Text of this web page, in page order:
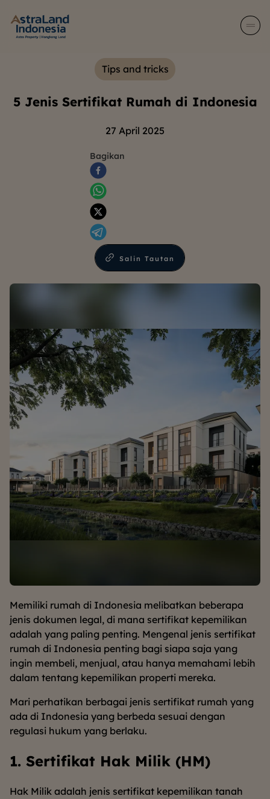
Tips and tricks
5 Jenis Sertifikat Rumah di Indonesia
27 April 2025
Bagikan
Salin Tautan
Memiliki rumah di Indonesia melibatkan beberapa
jenis dokumen legal, di mana sertifikat kepemilikan
adalah yang paling penting. Mengenal jenis sertifikat
rumah di Indonesia penting bagi siapa saja yang
ingin membeli, menjual, atau hanya memahami lebih
dalam tentang kepemilikan properti mereka.
Mari perhatikan berbagai jenis sertifikat rumah yang
ada di Indonesia yang berbeda sesuai dengan
regulasi hukum yang berlaku.
1. Sertifikat Hak Milik (HM)
Hak Milik adalah jenis sertifikat kepemilikan tanah